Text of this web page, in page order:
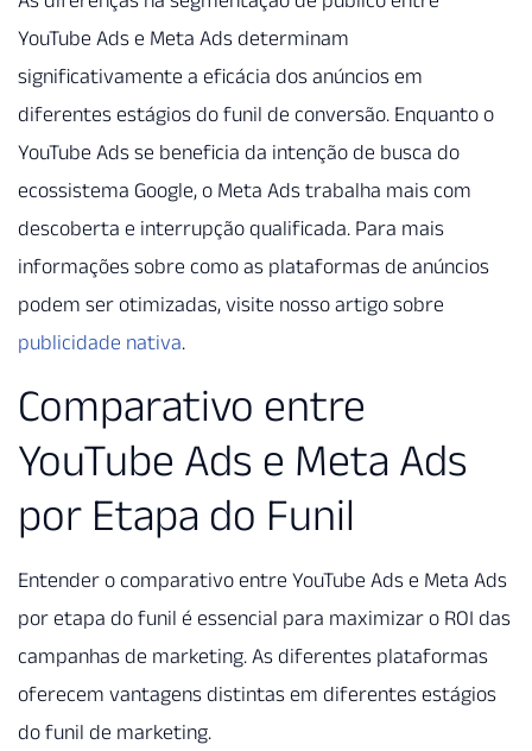
YouTube Ads e Meta Ads determinam
significativamente a eficácia dos anúncios em
diferentes estágios do funil de conversão. Enquanto o
YouTube Ads se beneficia da intenção de busca do
ecossistema Google, o Meta Ads trabalha mais com
descoberta e interrupção qualificada. Para mais
informações sobre como as plataformas de anúncios
podem ser otimizadas, visite nosso artigo sobre
publicidade nativa.
Comparativo entre
YouTube Ads e Meta Ads
por Etapa do Funil
Entender o comparativo entre YouTube Ads e Meta Ads
por etapa do funil é essencial para maximizar o ROI das
campanhas de marketing. As diferentes plataformas
oferecem vantagens distintas em diferentes estágios
do funil de marketing.